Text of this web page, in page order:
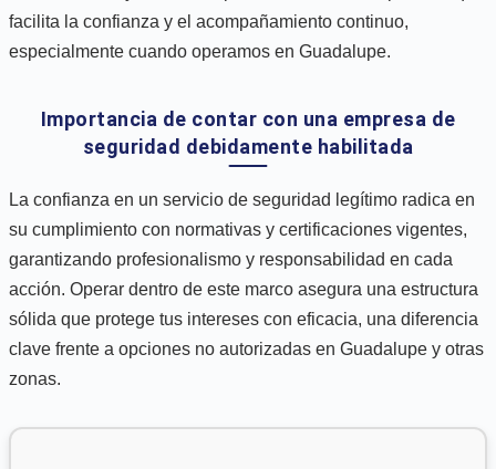
facilita la confianza y el acompañamiento continuo,
especialmente cuando operamos en Guadalupe.
Importancia de contar con una empresa de
seguridad debidamente habilitada
La confianza en un servicio de seguridad legítimo radica en
su cumplimiento con normativas y certificaciones vigentes,
garantizando profesionalismo y responsabilidad en cada
acción. Operar dentro de este marco asegura una estructura
sólida que protege tus intereses con eficacia, una diferencia
clave frente a opciones no autorizadas en Guadalupe y otras
zonas.